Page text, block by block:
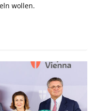
wollen.